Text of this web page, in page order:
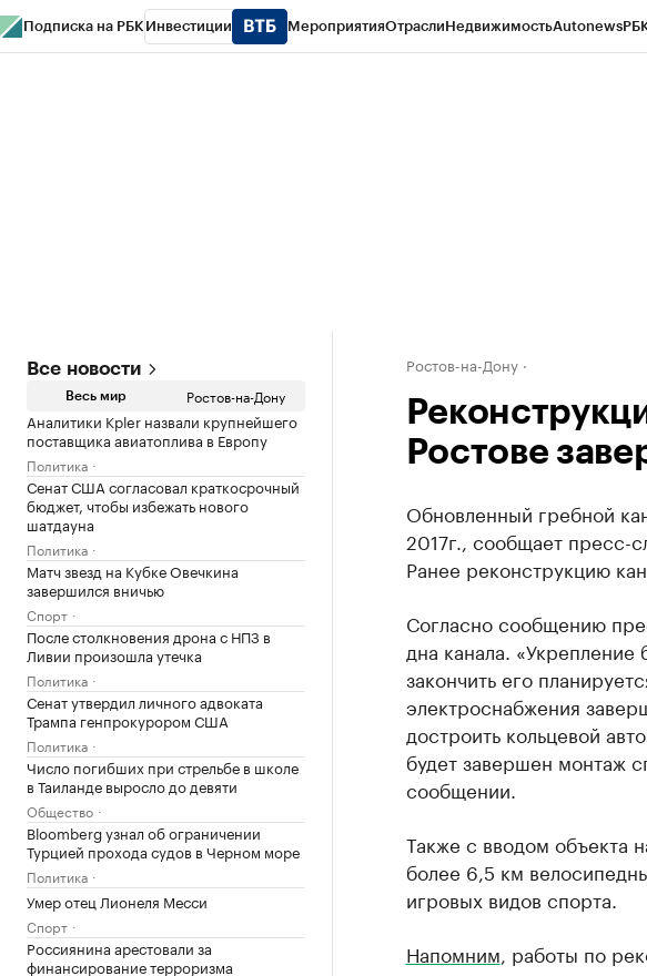
Подписка на РБК Инвестиции МероприятияОтраслиНедвижимостьAutonews
Все новости
Весь мир Ростов-на-Дону
Аналитики Kpler назвали крупнейшего
поставщика авиатоплива в Европу
Политика
Сенат США согласовал краткосрочный
бюджет, чтобы избежать нового
шатдауна
Политика
Матч звезд на Кубке Овечкина
завершился вничью
Спорт
После столкновения дрона с НПЗ в
Ливии произошла утечка
Политика
Сенат утвердил личного адвоката
Трампа генпрокурором США
Политика
Число погибших при стрельбе в школе
в Таиланде выросло до девяти
Общество
Bloomberg узнал об ограничении
Турцией прохода судов в Черном море
Политика
Умер отец Лионеля Месси
Спорт
Россиянина арестовали за
финансирование терроризма
Ростов-на-Дону
Ростове
Обновленный гребной
2017г., сообщает пресс-
Ранее реконструкцию
Согласно сообщению
дна канала.
закончить его
электроснабжения
достроить кольцевой
будет завершен монтаж
сообщении.
Также с вводом объекта
более 6,5 км
игровых видов спорта.
Напомним , работы по